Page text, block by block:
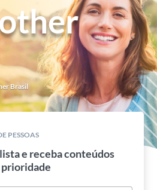
Brasil
PESSOAS
e receba conteúdos
prioridade